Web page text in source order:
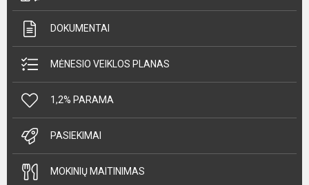
DOKUMENTAI
MĖNESIO VEIKLOS PLANAS
1,2% PARAMA
PASIEKIMAI
MOKINIŲ MAITINIMAS